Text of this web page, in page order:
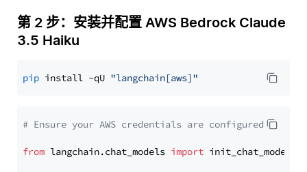
第 2 步：安装并配置 AWS Bedrock Claude
3.5 Haiku
pip install -qU "langchain[aws]"
# Ensure your AWS credentials are configured
from langchain.chat_models import init_chat_model